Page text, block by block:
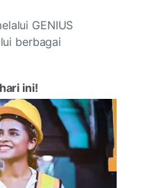
GENIUS
berbagai
ini!